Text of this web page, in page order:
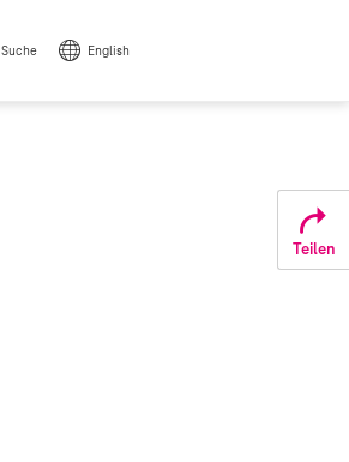
Suche English
Teilen